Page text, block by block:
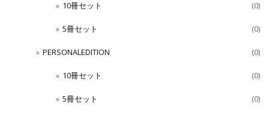
10冊セット (0)
5冊セット (0)
PERSONALEDITION (0)
10冊セット (0)
5冊セット (0)